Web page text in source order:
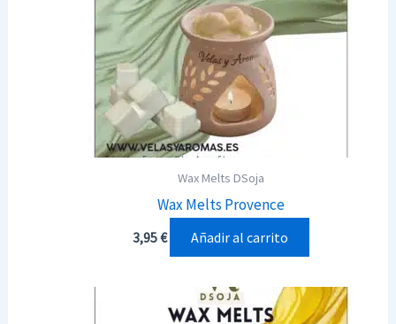
Wax Melts DSoja
Wax Melts Provence
3,95€ Añadir al carrito